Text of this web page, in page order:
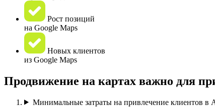
Рост позиций
на Google Maps
Новых клиентов
из Google Maps
Продвижение на картах важно для
Минимальные затраты на привлечение клиентов в